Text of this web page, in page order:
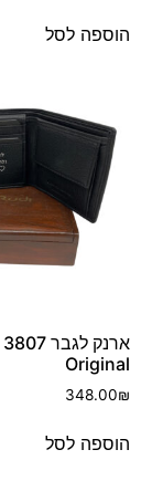
הוספה לסל
Original
348.00₪
הוספה לסל